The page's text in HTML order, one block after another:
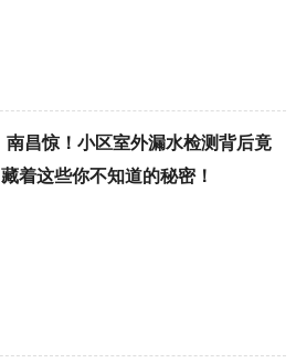
南昌惊！小区室外漏水检测背后竟
藏着这些你不知道的秘密！